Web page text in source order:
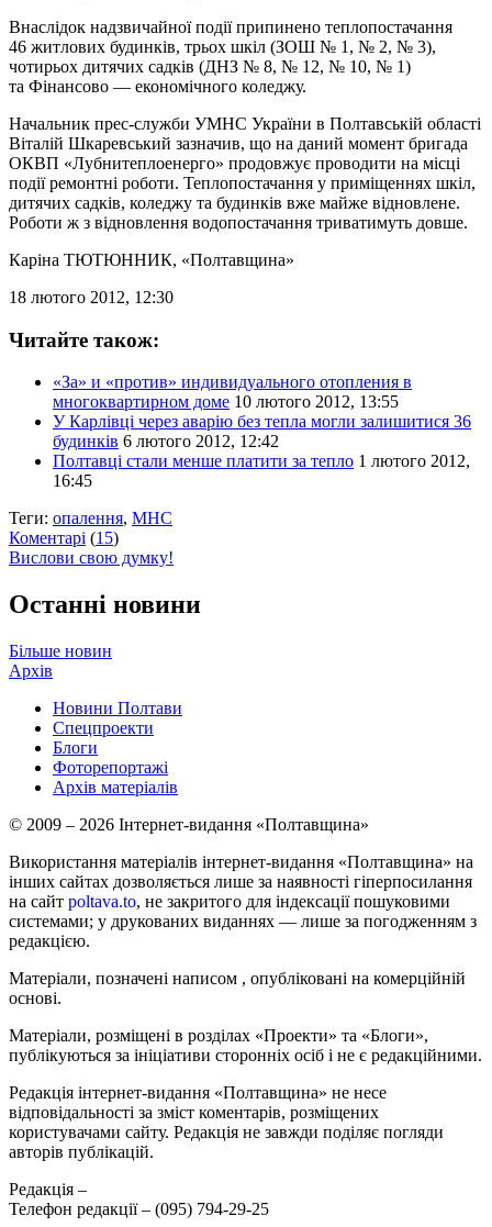
Внаслідок надзвичайної події припинено теплопостачання
46 житлових будинків, трьох шкіл (ЗОШ № 1, № 2, № 3),
чотирьох дитячих садків (ДНЗ № 8, № 12, № 10, № 1)
та Фінансово — економічного коледжу.
Начальник прес-служби УМНС України в Полтавській області
Віталій Шкаревський зазначив, що на даний момент бригада
ОКВП «Лубнитеплоенерго» продовжує проводити на місці
події ремонтні роботи. Теплопостачання у приміщеннях шкіл,
дитячих садків, коледжу та будинків вже майже відновлене.
Роботи ж з відновлення водопостачання триватимуть довше.
Каріна ТЮТЮННИК, «Полтавщина»
18 лютого 2012, 12:30
Читайте також:
«За» и «против» индивидуального отопления в
многоквартирном доме 10 лютого 2012, 13:55
У Карлівці через аварію без тепла могли залишитися 36
будинків 6 лютого 2012, 12:42
Полтавці стали менше платити за тепло 1 лютого 2012,
16:45
Теги: опалення, МНС
Коментарі (15)
Вислови свою думку!
Останні новини
Більше новин
Архів
Новини Полтави
Спецпроекти
Блоги
Фоторепортажі
Архів матеріалів
© 2009 – 2026 Інтернет-видання «Полтавщина»
Використання матеріалів інтернет-видання «Полтавщина» на
інших сайтах дозволяється лише за наявності гіперпосилання
на сайт poltava.to, не закритого для індексації пошуковими
системами; у друкованих виданнях — лише за погодженням з
редакцією.
Матеріали, позначені написом , опубліковані на комерційній
основі.
Матеріали, розміщені в розділах «Проекти» та «Блоги»,
публікуються за ініціативи сторонніх осіб і не є редакційними.
Редакція інтернет-видання «Полтавщина» не несе
відповідальності за зміст коментарів, розміщених
користувачами сайту. Редакція не завжди поділяє погляди
авторів публікацій.
Редакція –
Телефон редакції – (095) 794-29-25